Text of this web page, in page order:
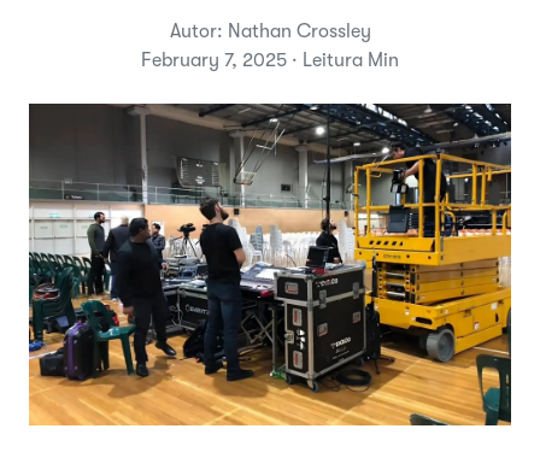
Autor: Nathan Crossley
February 7, 2025 · Leitura Min